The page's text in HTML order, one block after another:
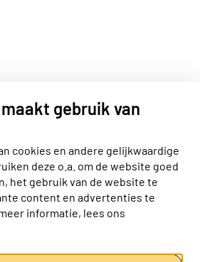
gebruik van
cookies en andere gelijkwaardige
deze o.a. om de website goed
het gebruik van de website te
content en advertenties te
informatie, lees ons
facebook